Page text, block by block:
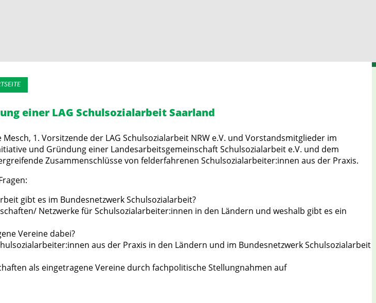
einer LAG Schulsozialarbeit Saarland
1. Vorsitzende der LAG Schulsozialarbeit NRW e.V. und Vorstandsmitglieder im
und Gründung einer Landesarbeitsgemeinschaft Schulsozialarbeit e.V. und dem
Zusammenschlüsse von felderfahrenen Schulsozialarbeiter:innen aus der Praxis.
gibt es im Bundesnetzwerk Schulsozialarbeit?
Netzwerke für Schulsozialarbeiter:innen in den Ländern und weshalb gibt es ein
Vereine dabei?
aus der Praxis in den Ländern und im Bundesnetzwerk Schulsozialarbeit
als eingetragene Vereine durch fachpolitische Stellungnahmen auf